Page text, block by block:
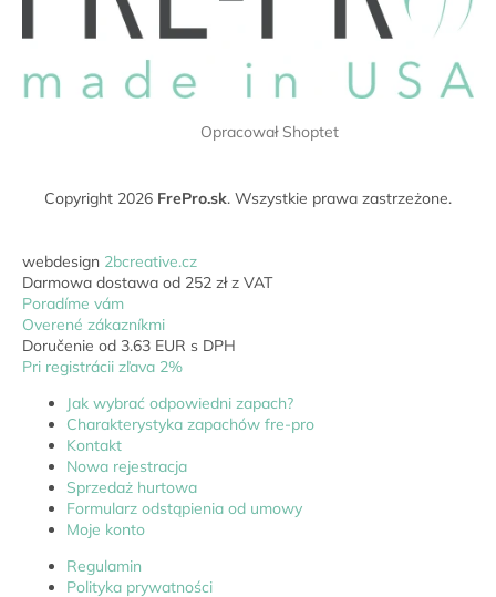
Opracował Shoptet
Copyright 2026 FrePro.sk. Wszystkie prawa zastrzeżone.
webdesign 2bcreative.cz
Darmowa dostawa od 252 zł z VAT
Poradíme vám
Overené zákazníkmi
Doručenie od 3.63 EUR s DPH
Pri registrácii zľava 2%
Jak wybrać odpowiedni zapach?
Charakterystyka zapachów fre-pro
Kontakt
Nowa rejestracja
Sprzedaż hurtowa
Formularz odstąpienia od umowy
Moje konto
Regulamin
Polityka prywatności